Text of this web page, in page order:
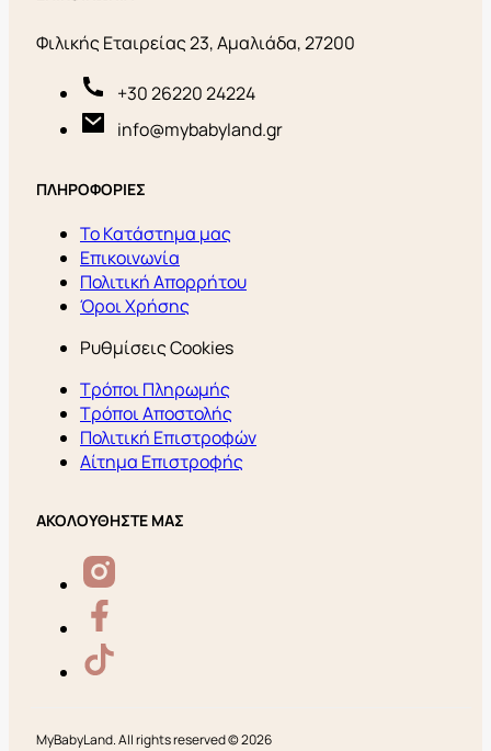
Φιλικής Εταιρείας 23, Αμαλιάδα, 27200
+30 26220 24224
info@mybabyland.gr
ΠΛΗΡΟΦΟΡΙΕΣ
Το Κατάστημα μας
Επικοινωνία
Πολιτική Απορρήτου
Όροι Χρήσης
Ρυθμίσεις Cookies
Τρόποι Πληρωμής
Τρόποι Αποστολής
Πολιτική Επιστροφών
Αίτημα Επιστροφής
ΑΚΟΛΟΥΘΗΣΤΕ ΜΑΣ
MyBabyLand. All rights reserved © 2026